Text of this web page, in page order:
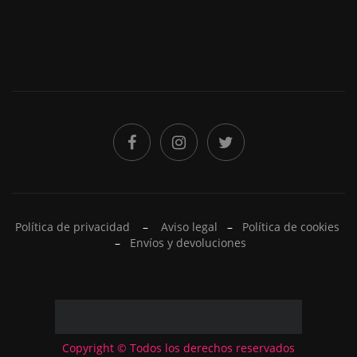
Política de privacidad – Aviso legal – Política de cookies
– Envíos y devoluciones
Copyright © Todos los derechos reservados